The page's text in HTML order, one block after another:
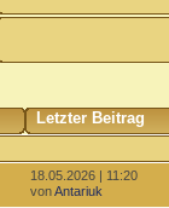
Letzter Beitrag
18.05.2026 | 11:20
vonAntariuk